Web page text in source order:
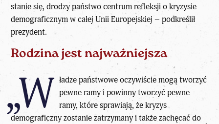
stanie się, drodzy państwo centrum refleksji o kryzysie
demograficznym w całej Unii Europejskiej – podkreślił
prezydent.
Rodzina jest najważniejsza
„W ładze państwowe oczywiście mogą tworzyć
pewne ramy i powinny tworzyć pewne
ramy, które sprawiają, że kryzys
demograficzny zostanie zatrzymany i także zachęcać do